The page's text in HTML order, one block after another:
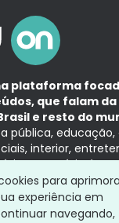
plataforma
que falam da
e resto do
pública, educação,
interior,
e a notícia é no
do Grupo Aratu.
de privacidade
para
experiência em
navegando,